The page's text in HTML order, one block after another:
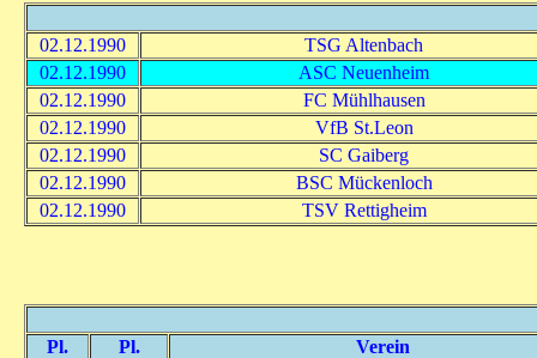
02.12.1990
TSG Altenbach
02.12.1990
ASC Neuenheim
02.12.1990
FC Mühlhausen
02.12.1990
VfB St.Leon
02.12.1990
SC Gaiberg
02.12.1990
BSC Mückenloch
02.12.1990
TSV Rettigheim
Pl. Pl.
Verein